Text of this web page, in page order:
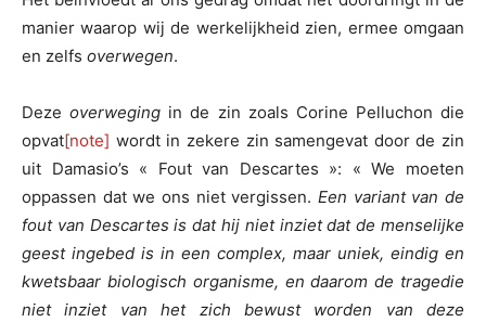
manier waarop wij de werkelijkheid zien, ermee omgaan
en zelfs overwegen.
Dezeoverweging in de zin zoals Corine Pelluchon die
opvat[note] wordt in zekere zin samengevat door de zin
uit Damasio’s « Fout van Descartes »: « We moeten
oppassen dat we ons niet vergissen. Een variant van de
fout van Descartes is dat hij niet inziet dat de menselijke
geest ingebed is in een complex, maar uniek, eindig en
kwetsbaar biologisch organisme, en daarom de tragedie
niet inziet van het zich bewust worden van deze